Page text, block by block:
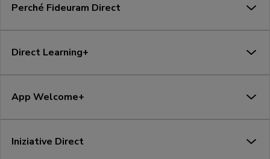
Perché Fideuram Direct
Direct Learning+
App Welcome+
Iniziative Direct